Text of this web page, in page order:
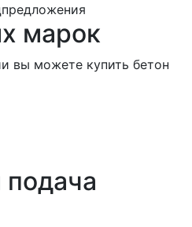
марок
вы можете купить бетон
подача